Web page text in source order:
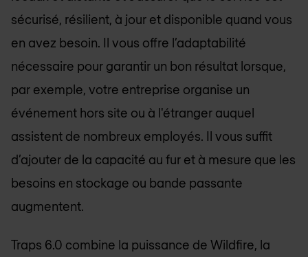
sécurisé, résilient, à jour et disponible quand vous
en avez besoin. Il vous offre l’adaptabilité
nécessaire pour garantir un bon résultat lorsque,
par exemple, votre entreprise organise un
événement hors site ou à l'étranger auquel
assistent de nombreux employés. Il vous suffit
d’ajouter de la capacité au fur et à mesure que les
besoins en stockage ou bande passante
augmentent.
Traps 6.0 combine la puissance de Wildfire, la